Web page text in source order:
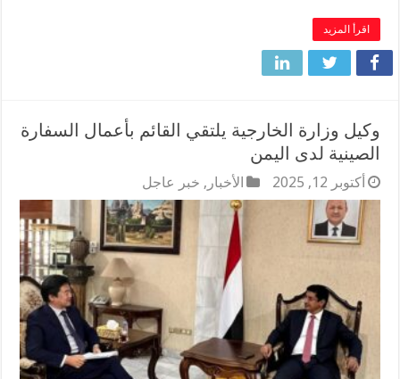
اقرأ المزيد
وكيل وزارة الخارجية يلتقي القائم بأعمال السفارة
الصينية لدى اليمن
أكتوبر 12, 2025 الأخبار , خبر عاجل